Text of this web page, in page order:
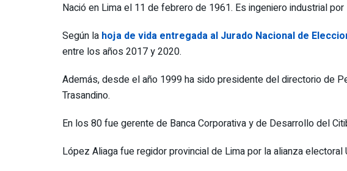
Nació en Lima el 11 de febrero de 1961. Es ingeniero industrial
Según la hoja de vida entregada al Jurado Nacional de
entre los años 2017 y 2020.
Además, desde el año 1999 ha sido presidente del directorio de
Trasandino.
En los 80 fue gerente de Banca Corporativa y de Desarrollo del
López Aliaga fue regidor provincial de Lima por la alianza